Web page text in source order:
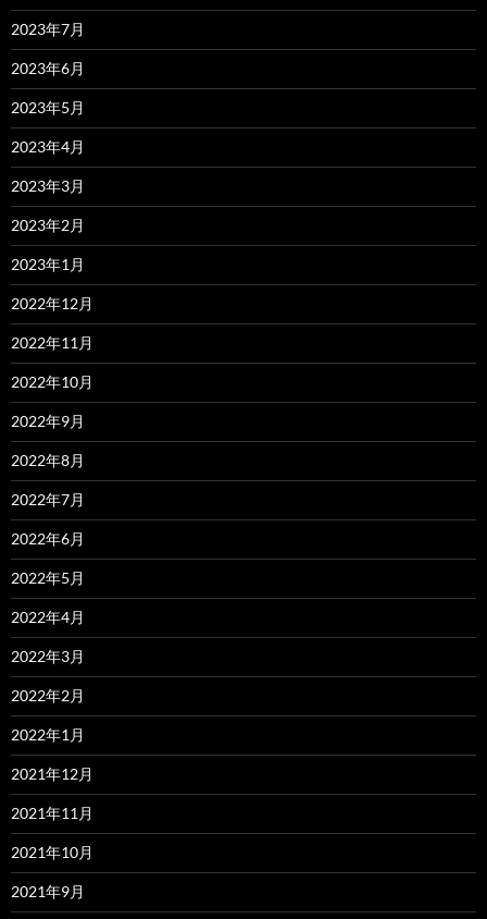
2023年7月
2023年6月
2023年5月
2023年4月
2023年3月
2023年2月
2023年1月
2022年12月
2022年11月
2022年10月
2022年9月
2022年8月
2022年7月
2022年6月
2022年5月
2022年4月
2022年3月
2022年2月
2022年1月
2021年12月
2021年11月
2021年10月
2021年9月